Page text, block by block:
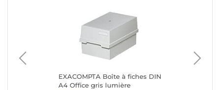
EXACOMPTA Boîte à fiches DIN
A4 Office gris lumière